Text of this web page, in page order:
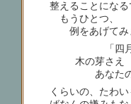
整えることになる
もうひとつ、
例をあげてみ
「四月の
木の芽さ
あなたの
くらいの、たわ